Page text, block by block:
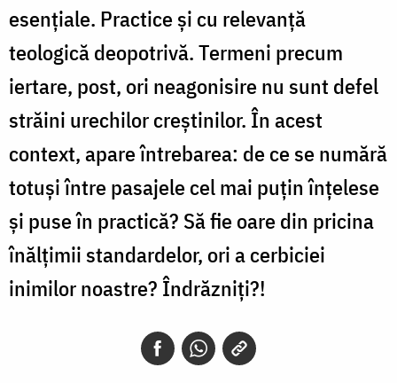
esențiale. Practice și cu relevanță
teologică deopotrivă. Termeni precum
iertare, post, ori neagonisire nu sunt defel
străini urechilor creștinilor. În acest
context, apare întrebarea: de ce se numără
totuși între pasajele cel mai puțin înțelese
și puse în practică? Să fie oare din pricina
înălțimii standardelor, ori a cerbiciei
inimilor noastre? Îndrăzniți?!